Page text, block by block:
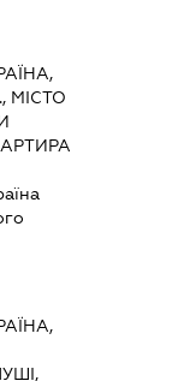
МІСТО